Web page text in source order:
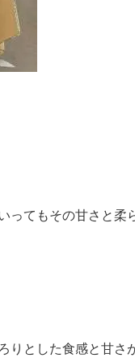
ってもその甘さと柔
りとした食感と甘さ